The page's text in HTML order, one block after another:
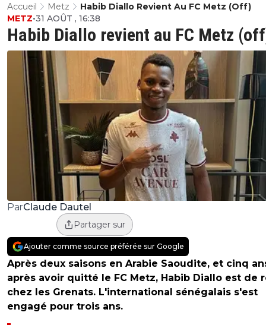
Accueil Metz Habib Diallo Revient Au FC Metz (off)
Habib Diallo revient au FC Metz
METZ•31 AOÛT , 16:38
ParClaude Dautel
Partager sur
Ajouter comme source préférée sur Google
Après deux saisons en Arabie Saoudite, et cinq
après avoir quitté le FC Metz, Habib Diallo est de
chez les Grenats. L'international sénégalais s'est
engagé pour trois ans.